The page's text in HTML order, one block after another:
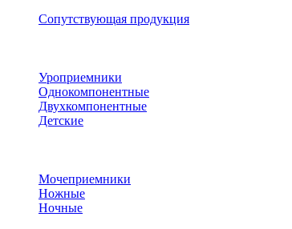
Сопутствующая продукция
Уроприемники
Однокомпонентные
Двухкомпонентные
Детские
Мочеприемники
Ножные
Ночные